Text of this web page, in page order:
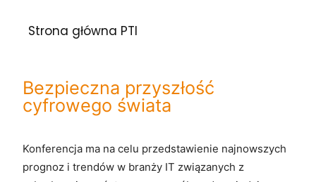
Strona główna PTI
Bezpieczna przyszłość
cyfrowego świata
Konferencja ma na celu przedstawienie najnowszych
prognoz i trendów w branży IT związanych z